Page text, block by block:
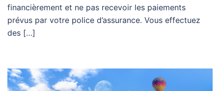
financièrement et ne pas recevoir les paiements
prévus par votre police d’assurance. Vous effectuez
des […]